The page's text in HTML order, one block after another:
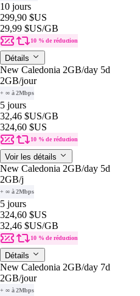
10 jours
299,90 $US
29,99 $US/GB
10 % de réduction
Détails
New Caledonia 2GB/day 5d
2GB/jour
+ ∞ à 2Mbps
5 jours
32,46 $US/GB
324,60 $US
10 % de réduction
Voir les détails
New Caledonia 2GB/day 5d
2GB/j
+ ∞ à 2Mbps
5 jours
324,60 $US
32,46 $US/GB
10 % de réduction
Détails
New Caledonia 2GB/day 7d
2GB/jour
+ ∞ à 2Mbps